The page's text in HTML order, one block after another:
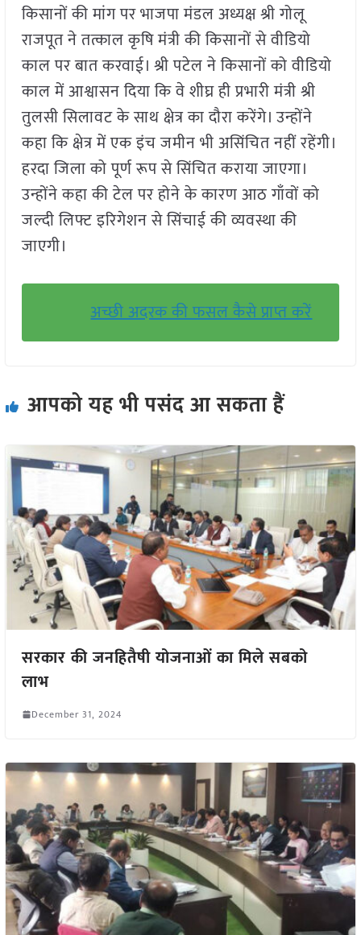
किसानों की मांग पर भाजपा मंडल अध्यक्ष श्री गोलू
राजपूत ने तत्काल कृषि मंत्री की किसानों से वीडियो
काल पर बात करवाई। श्री पटेल ने किसानों को वीडियो
काल में आश्वासन दिया कि वे शीघ्र ही प्रभारी मंत्री श्री
तुलसी सिलावट के साथ क्षेत्र का दौरा करेंगे। उन्होंने
कहा कि क्षेत्र में एक इंच जमीन भी असिंचित नहीं रहेंगी।
हरदा जिला को पूर्ण रूप से सिंचित कराया जाएगा।
उन्होंने कहा की टेल पर होने के कारण आठ गाँवों को
जल्दी लिफ्ट इरिगेशन से सिंचाई की व्यवस्था की
जाएगी।
अच्छी अदरक की फसल कैसे प्राप्त करें
आपको यह भी पसंद आ सकता हैं
सरकार की जनहितैषी योजनाओं का मिले सबको
लाभ
December 31, 2024